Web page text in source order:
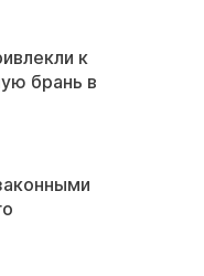
к
брань в